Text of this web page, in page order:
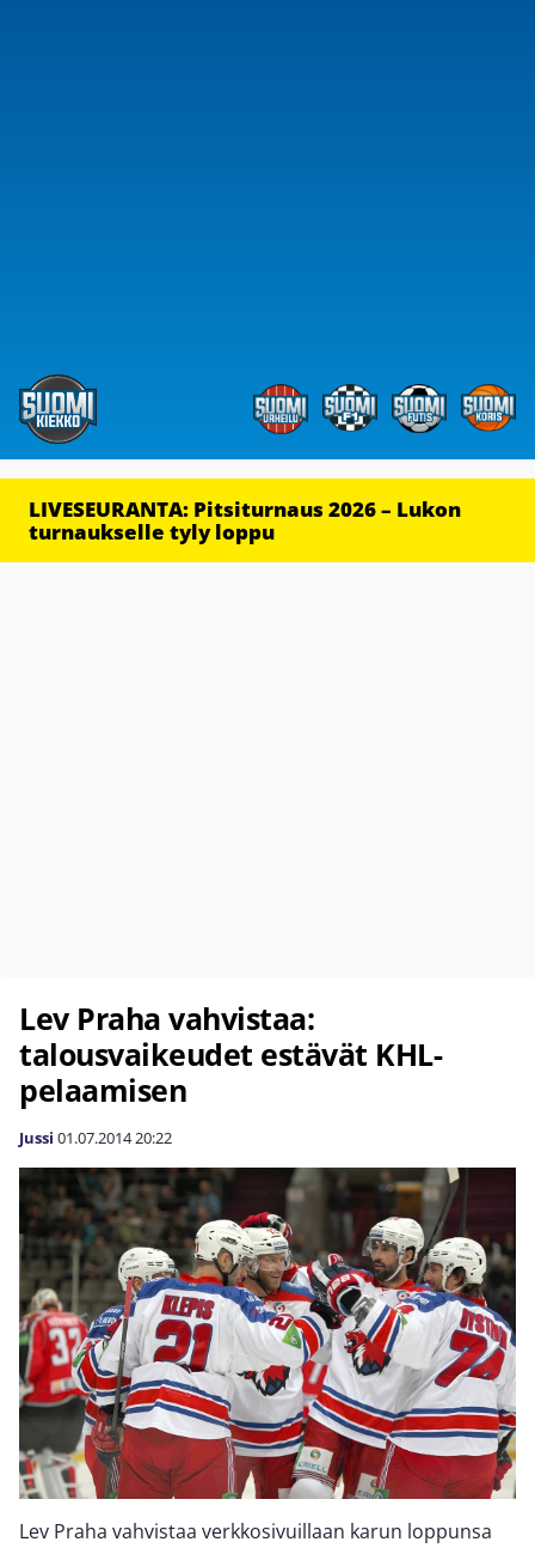
LIVESEURANTA: Pitsiturnaus 2026 – Lukon
turnaukselle tyly loppu
Lev Praha vahvistaa:
talousvaikeudet estävät KHL-
pelaamisen
Jussi 01.07.201420:22
Lev Praha vahvistaa verkkosivuillaan karun loppunsa